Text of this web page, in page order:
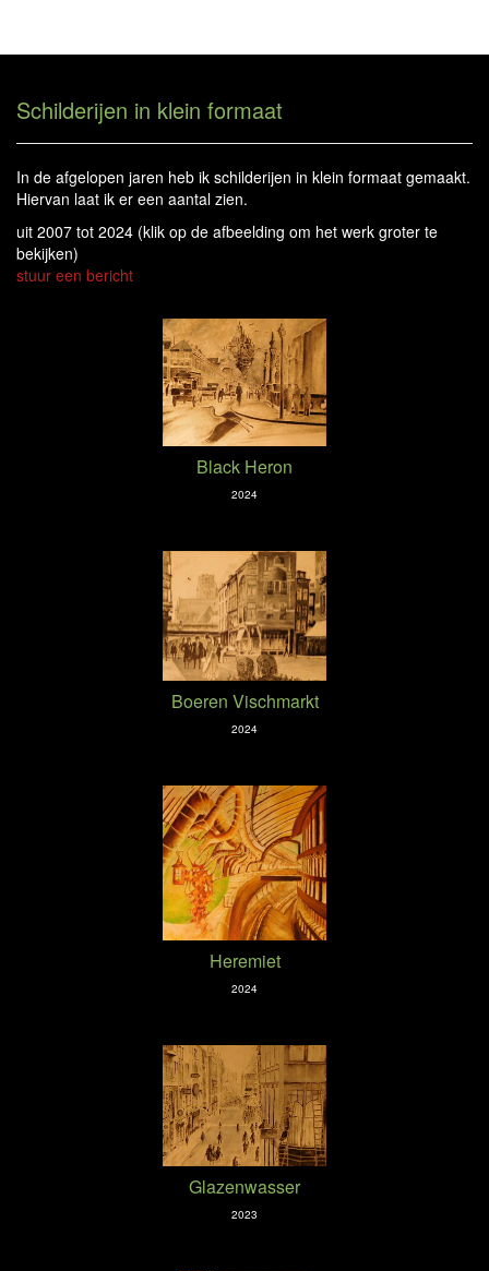
Schilderijen in klein formaat
In de afgelopen jaren heb ik schilderijen in klein formaat gemaakt.
Hiervan laat ik er een aantal zien.
uit 2007 tot 2024 (klik op de afbeelding om het werk groter te
bekijken)
stuur een bericht
Black Heron
2024
Boeren Vischmarkt
2024
Heremiet
2024
Glazenwasser
2023